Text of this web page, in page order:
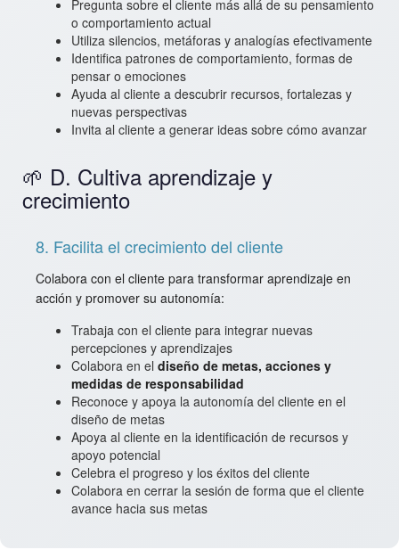
Pregunta sobre el cliente más allá de su pensamiento
o comportamiento actual
Utiliza silencios, metáforas y analogías efectivamente
Identifica patrones de comportamiento, formas de
pensar o emociones
Ayuda al cliente a descubrir recursos, fortalezas y
nuevas perspectivas
Invita al cliente a generar ideas sobre cómo avanzar
🌱 D. Cultiva aprendizaje y
crecimiento
8. Facilita el crecimiento del cliente
Colabora con el cliente para transformar aprendizaje en
acción y promover su autonomía:
Trabaja con el cliente para integrar nuevas
percepciones y aprendizajes
Colabora en el diseño de metas, acciones y
medidas de responsabilidad
Reconoce y apoya la autonomía del cliente en el
diseño de metas
Apoya al cliente en la identificación de recursos y
apoyo potencial
Celebra el progreso y los éxitos del cliente
Colabora en cerrar la sesión de forma que el cliente
avance hacia sus metas